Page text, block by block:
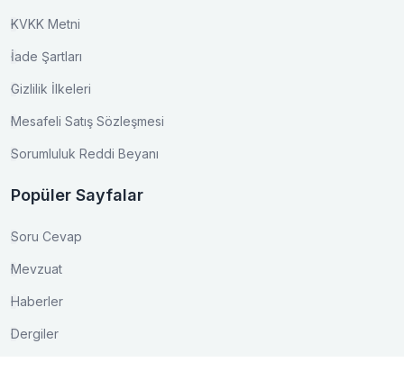
KVKK Metni
İade Şartları
Gizlilik İlkeleri
Mesafeli Satış Sözleşmesi
Sorumluluk Reddi Beyanı
Popüler Sayfalar
Soru Cevap
Mevzuat
Haberler
Dergiler